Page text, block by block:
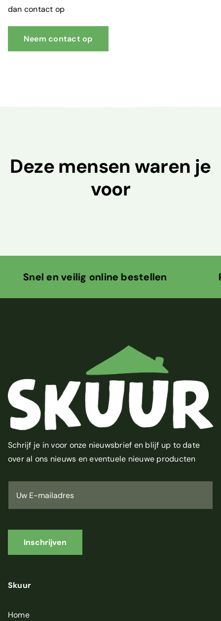
dan contact op
Neem contact op
Deze mensen waren je
voor
online bestellen
Schrijf je in voor onze nieuwsbrief en blijf up to date
over al ons nieuws en eventuele nieuwe producten
U
-
a
l
r
e
Inschrijven
Skuur
Home